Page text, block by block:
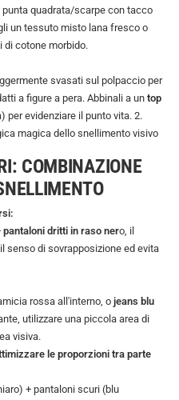
quadrata/scarpe con tacco
un tessuto misto lana fresco o
cotone morbido.
svasati sul polpaccio per
a figure a pera. Abbinali a un top
per evidenziare il punto vita. 2.
magica dello snellimento visivo
COMBINAZIONE
pantaloni dritti in raso nero, il
senso di sovrapposizione ed evita
rossa all'interno, o jeans blu
utilizzare una piccola area di
visiva.
le proporzioni tra parte
+ pantaloni scuri (blu